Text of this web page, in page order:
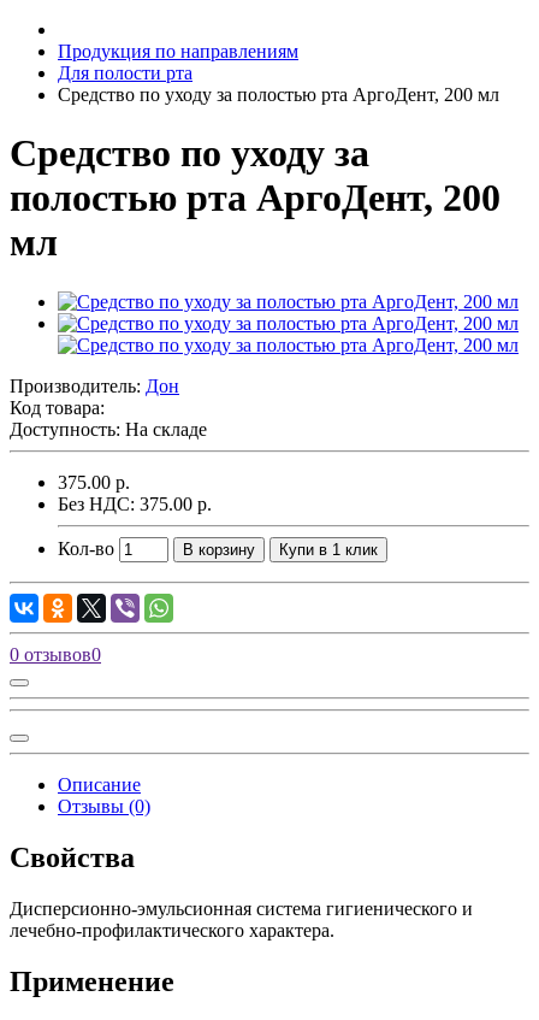
Продукция по направлениям
Для полости рта
Средство по уходу за полостью рта АргоДент, 200 мл
Средство по уходу за
полостью рта АргоДент, 200
мл
Производитель: Дон
Код товара:
Доступность: На складе
375.00 р.
Без НДС: 375.00 р.
Кол-во В корзину Купи в 1 клик
0 отзывов0
Описание
Отзывы (0)
Свойства
Дисперсионно-эмульсионная система гигиенического и
лечебно-профилактического характера.
Применение